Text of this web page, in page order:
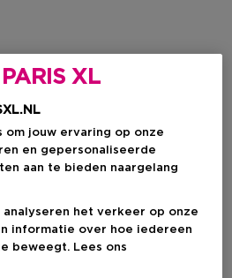
PARIS XL
om jouw ervaring op onze
en gepersonaliseerde
aan te bieden naargelang
analyseren het verkeer op onze
informatie over hoe iedereen
beweegt. Lees ons